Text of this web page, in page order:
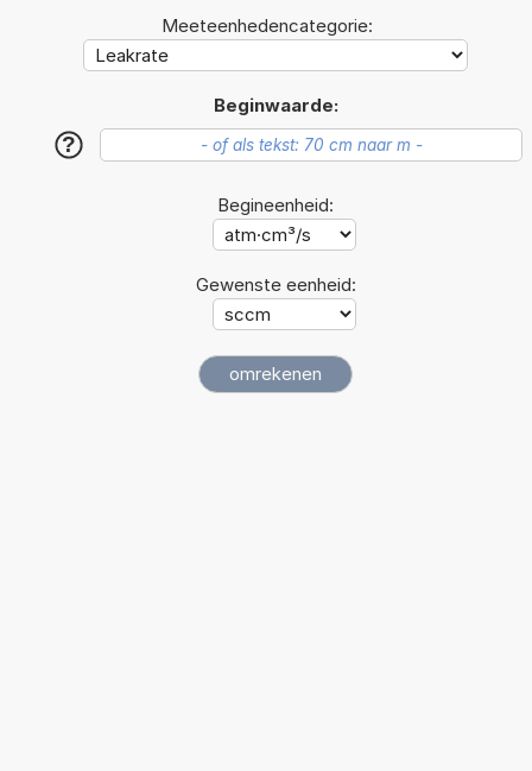
Meeteenhedencategorie:
Beginwaarde:
?
Begineenheid:
Gewenste eenheid: